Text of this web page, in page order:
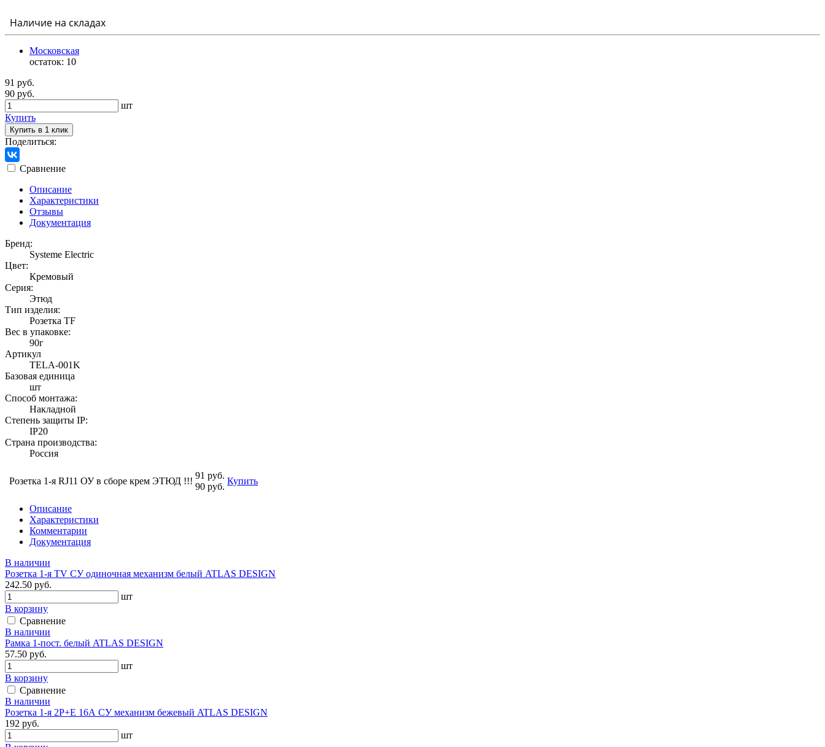
Наличие на складах
Московская
остаток: 10
91 руб.
90 руб.
шт
Купить
Купить в 1 клик
Поделиться:
Сравнение
Описание
Характеристики
Отзывы
Документация
Бренд:
Systeme Electric
Цвет:
Кремовый
Серия:
Этюд
Тип изделия:
Розетка TF
Вес в упаковке:
90г
Артикул
TELA-001K
Базовая единица
шт
Способ монтажа:
Накладной
Степень защиты IP:
IP20
Страна производства:
Россия
Розетка 1-я RJ11 ОУ в сборе крем ЭТЮД !!!
91 руб.
90 руб.
Купить
Описание
Характеристики
Комментарии
Документация
В наличии
Розетка 1-я TV СУ одиночная механизм белый ATLAS DESIGN
242.50 руб.
шт
В корзину
Сравнение
В наличии
Рамка 1-пост. белый ATLAS DESIGN
57.50 руб.
шт
В корзину
Сравнение
В наличии
Розетка 1-я 2P+E 16А СУ механизм бежевый ATLAS DESIGN
192 руб.
шт